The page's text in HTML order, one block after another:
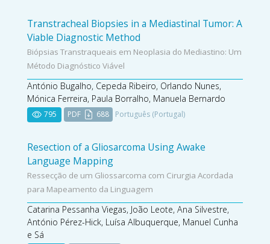
Transtracheal Biopsies in a Mediastinal Tumor: A
Viable Diagnostic Method
Biópsias Transtraqueais em Neoplasia do Mediastino: Um
Método Diagnóstico Viável
António Bugalho, Cepeda Ribeiro, Orlando Nunes,
Mónica Ferreira, Paula Borralho, Manuela Bernardo
795 PDF 688 Português (Portugal)
Resection of a Gliosarcoma Using Awake
Language Mapping
Ressecção de um Gliossarcoma com Cirurgia Acordada
para Mapeamento da Linguagem
Catarina Pessanha Viegas, João Leote, Ana Silvestre,
António Pérez-Hick, Luísa Albuquerque, Manuel Cunha
e Sá